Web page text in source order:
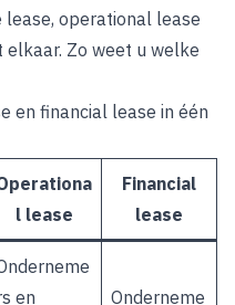
operational lease
Zo weet u welke
en financial lease in één
l lease
Financial
lease
en
Onderneme